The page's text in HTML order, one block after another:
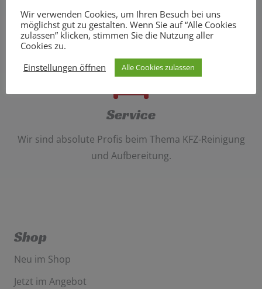
Abholung bei uns vor Ort oder Versand per Post
bezahlt wird perVorkasse oder PayPal.
Service
Wir sind absolute Profis beim Thema KFZ-Reinigung
und Aufbereitung.
Shop
Neu im Shop
Jetzt im Angebot
Wir verwenden Cookies, um Ihren Besuch bei uns
möglichst gut zu gestalten. Wenn Sie auf “Alle Cookies
zulassen” klicken, stimmen Sie die Nutzung aller
Cookies zu.
Einstellungen öffnen
Alle Cookies zulassen